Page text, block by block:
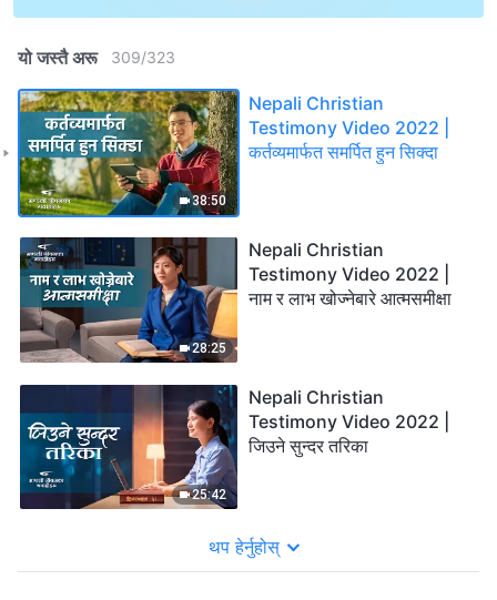
यो जस्तै अरू 309/323
38:50
Nepali Christian
Testimony Video 2022 |
कर्तव्यमार्फत समर्पित हुन सिक्दा
28:25
Nepali Christian
Testimony Video 2022 |
नाम र लाभ खोज्नेबारे आत्मसमीक्षा
25:42
Nepali Christian
Testimony Video 2022 |
जिउने सुन्दर तरिका
थप हेर्नुहोस्